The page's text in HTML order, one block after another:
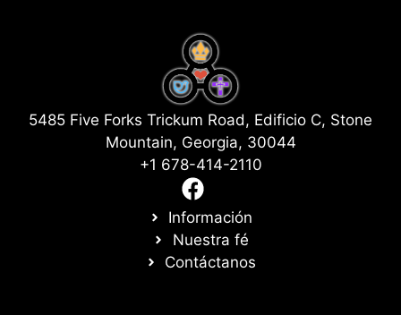
5485 Five Forks Trickum Road, Edificio C, Stone
Mountain, Georgia, 30044
+1 678-414-2110
Información
Nuestra fé
Contáctanos